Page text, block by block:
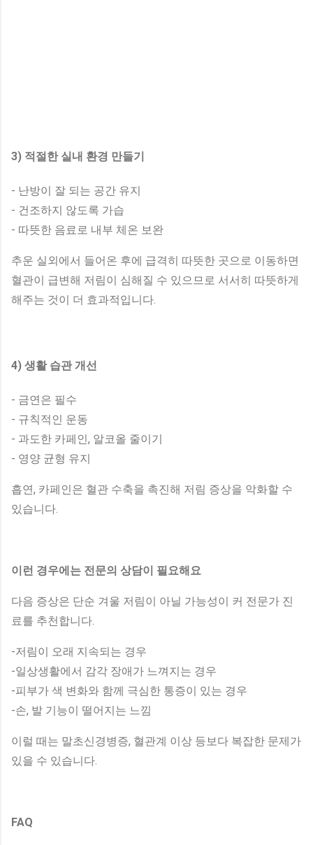
3) 적절한 실내 환경 만들기
- 난방이 잘 되는 공간 유지
- 건조하지 않도록 가습
- 따뜻한 음료로 내부 체온 보완
추운 실외에서 들어온 후에 급격히 따뜻한 곳으로 이동하면
혈관이 급변해 저림이 심해질 수 있으므로 서서히 따뜻하게
해주는 것이 더 효과적입니다.
4) 생활 습관 개선
- 금연은 필수
- 규칙적인 운동
- 과도한 카페인, 알코올 줄이기
- 영양 균형 유지
흡연, 카페인은 혈관 수축을 촉진해 저림 증상을 악화할 수
있습니다.
이런 경우에는 전문의 상담이 필요해요
다음 증상은 단순 겨울 저림이 아닐 가능성이 커 전문가 진
료를 추천합니다.
-저림이 오래 지속되는 경우
-일상생활에서 감각 장애가 느껴지는 경우
-피부가 색 변화와 함께 극심한 통증이 있는 경우
-손, 발 기능이 떨어지는 느낌
이럴 때는 말초신경병증, 혈관계 이상 등보다 복잡한 문제가
있을 수 있습니다.
FAQ